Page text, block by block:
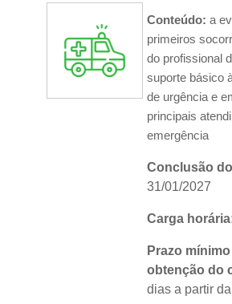
Idioma:
Conteúdo: a
primeiros
do profissional
suporte básico
de urgência e
principais
emergência
Conclusão
31/01/2027
Carga
Prazo
obtenção do
dias a partir